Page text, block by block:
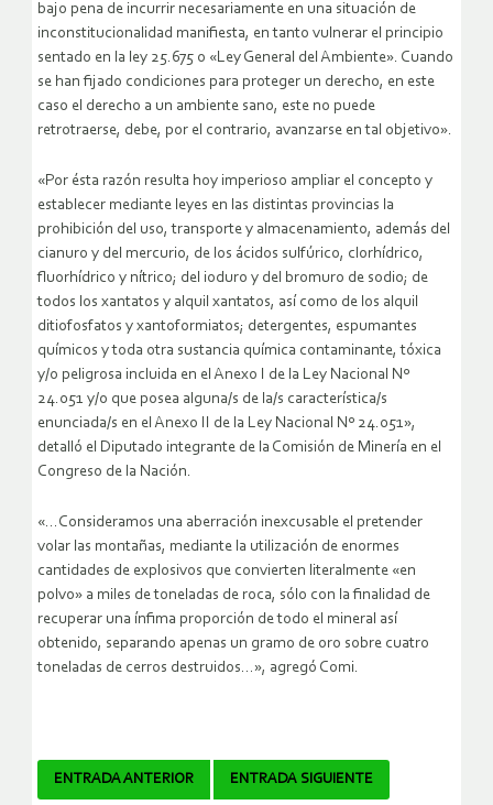
bajo pena de incurrir necesariamente en una situación de
inconstitucionalidad manifiesta, en tanto vulnerar el principio
sentado en la ley 25.675 o «Ley General del Ambiente». Cuando
se han fijado condiciones para proteger un derecho, en este
caso el derecho a un ambiente sano, este no puede
retrotraerse, debe, por el contrario, avanzarse en tal objetivo».
«Por ésta razón resulta hoy imperioso ampliar el concepto y
establecer mediante leyes en las distintas provincias la
prohibición del uso, transporte y almacenamiento, además del
cianuro y del mercurio, de los ácidos sulfúrico, clorhídrico,
fluorhídrico y nítrico; del ioduro y del bromuro de sodio; de
todos los xantatos y alquil xantatos, así como de los alquil
ditiofosfatos y xantoformiatos; detergentes, espumantes
químicos y toda otra sustancia química contaminante, tóxica
y/o peligrosa incluida en el Anexo I de la Ley Nacional Nº
24.051 y/o que posea alguna/s de la/s característica/s
enunciada/s en el Anexo II de la Ley Nacional Nº 24.051»,
detalló el Diputado integrante de la Comisión de Minería en el
Congreso de la Nación.
«…Consideramos una aberración inexcusable el pretender
volar las montañas, mediante la utilización de enormes
cantidades de explosivos que convierten literalmente «en
polvo» a miles de toneladas de roca, sólo con la finalidad de
recuperar una ínfima proporción de todo el mineral así
obtenido, separando apenas un gramo de oro sobre cuatro
toneladas de cerros destruidos…», agregó Comi.
Navegador
ENTRADA ANTERIOR ENTRADA SIGUIENTE